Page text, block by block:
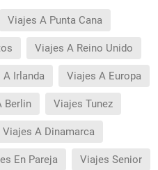
Viajes A Punta Cana
Viajes A Reino Unido
A Irlanda Viajes A Europa
Berlin Viajes Tunez
Viajes A Dinamarca
En Pareja Viajes Senior